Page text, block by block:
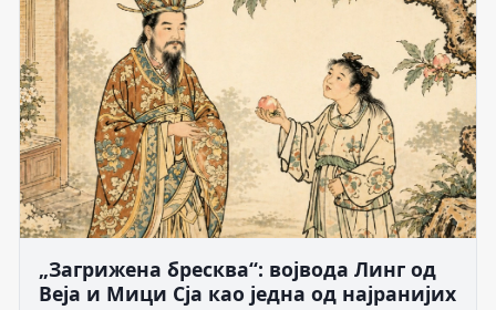
„Загрижена бресква“: војвода Линг од
Веја и Мици Сја као једна од најранијих